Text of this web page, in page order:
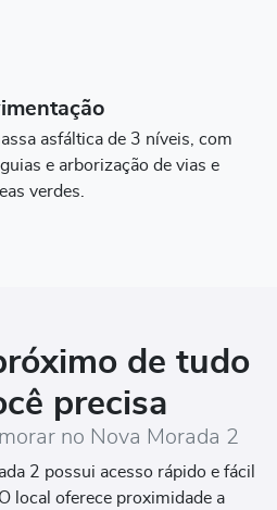
asfáltica de 3 níveis, com
e arborização de vias e
verdes.
de tudo
precisa
no Nova Morada 2
2 possui acesso rápido e fácil
local oferece proximidade a